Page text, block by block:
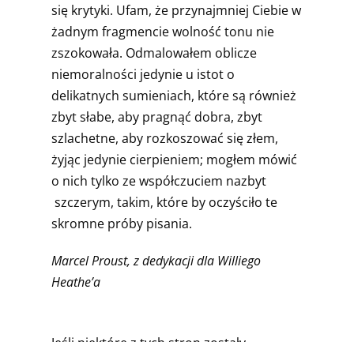
się krytyki. Ufam, że przynajmniej Ciebie w
żadnym fragmencie wolność tonu nie
zszokowała. Odmalowałem oblicze
niemoralności jedynie u istot o
delikatnych sumieniach, które są również
zbyt słabe, aby pragnąć dobra, zbyt
szlachetne, aby rozkoszować się złem,
żyjąc jedynie cierpieniem; mogłem mówić
o nich tylko ze współczuciem nazbyt
szczerym, takim, które by oczyściło te
skromne próby pisania.
Marcel Proust, z dedykacji dla Williego
Heathe’a